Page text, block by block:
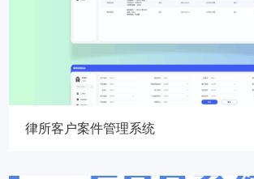
律所客户案件管理系统